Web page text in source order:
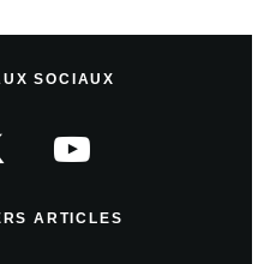
SOCIAUX
ARTICLES